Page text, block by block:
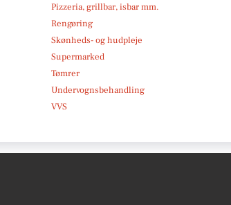
Pizzeria, grillbar, isbar mm.
Rengøring
Skønheds- og hudpleje
Supermarked
Tømrer
Undervognsbehandling
VVS